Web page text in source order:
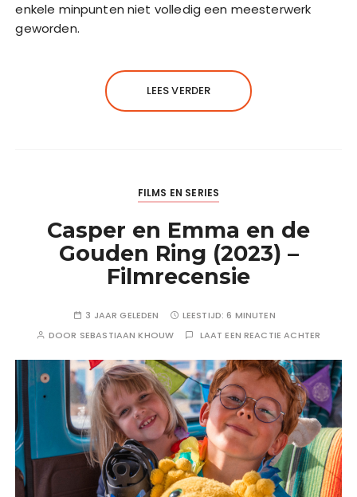
enkele minpunten niet volledig een meesterwerk
geworden.
LEES VERDER
FILMS EN SERIES
Casper en Emma en de
Gouden Ring (2023) –
Filmrecensie
3 JAAR GELEDEN LEESTIJD:6 MINUTEN
DOOR SEBASTIAAN KHOUW LAAT EEN REACTIE ACHTER